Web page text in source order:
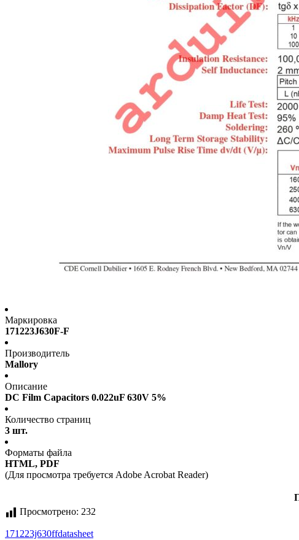
Маркировка
171223J630F-F
Производитель
Mallory
Описание
DC Film Capacitors 0.022uF 630V 5%
Количество страниц
3 шт.
Форматы файла
HTML, PDF
(Для просмотра требуется Adobe Acrobat Reader)
Просмотрено: 232
171223j630ffdatasheet